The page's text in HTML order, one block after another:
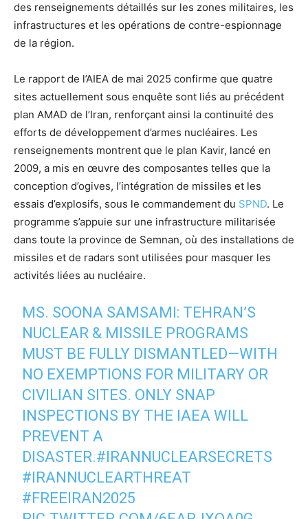
des renseignements détaillés sur les zones militaires, les
infrastructures et les opérations de contre-espionnage
de la région.
Le rapport de l’AIEA de mai 2025 confirme que quatre
sites actuellement sous enquête sont liés au précédent
plan AMAD de l’Iran, renforçant ainsi la continuité des
efforts de développement d’armes nucléaires. Les
renseignements montrent que le plan Kavir, lancé en
2009, a mis en œuvre des composantes telles que la
conception d’ogives, l’intégration de missiles et les
essais d’explosifs, sous le commandement du SPND. Le
programme s’appuie sur une infrastructure militarisée
dans toute la province de Semnan, où des installations de
missiles et de radars sont utilisées pour masquer les
activités liées au nucléaire.
MS. SOONA SAMSAMI: TEHRAN’S
NUCLEAR & MISSILE PROGRAMS
MUST BE FULLY DISMANTLED—WITH
NO EXEMPTIONS FOR MILITARY OR
CIVILIAN SITES. ONLY SNAP
INSPECTIONS BY THE IAEA WILL
PREVENT A
DISASTER.#IRANNUCLEARSECRETS
#IRANNUCLEARTHREAT
#FREEIRAN2025